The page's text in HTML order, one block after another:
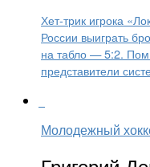
Хет-трик игрока
России выиграть
на табло — 5:2.
представители
Молодежный